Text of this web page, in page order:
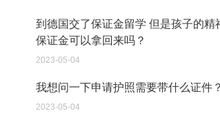
到德国交了保证金留学 但是孩子的精
保证金可以拿回来吗？
2023-05-04
我想问一下申请护照需要带什么证件？
2023-05-04